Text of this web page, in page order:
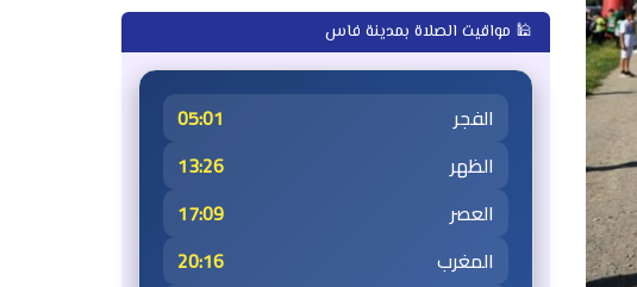
🕌 مواقيت الصلاة بمدينة فاس
الفجر
05:01
الظهر
13:26
العصر
17:09
المغرب
20:16